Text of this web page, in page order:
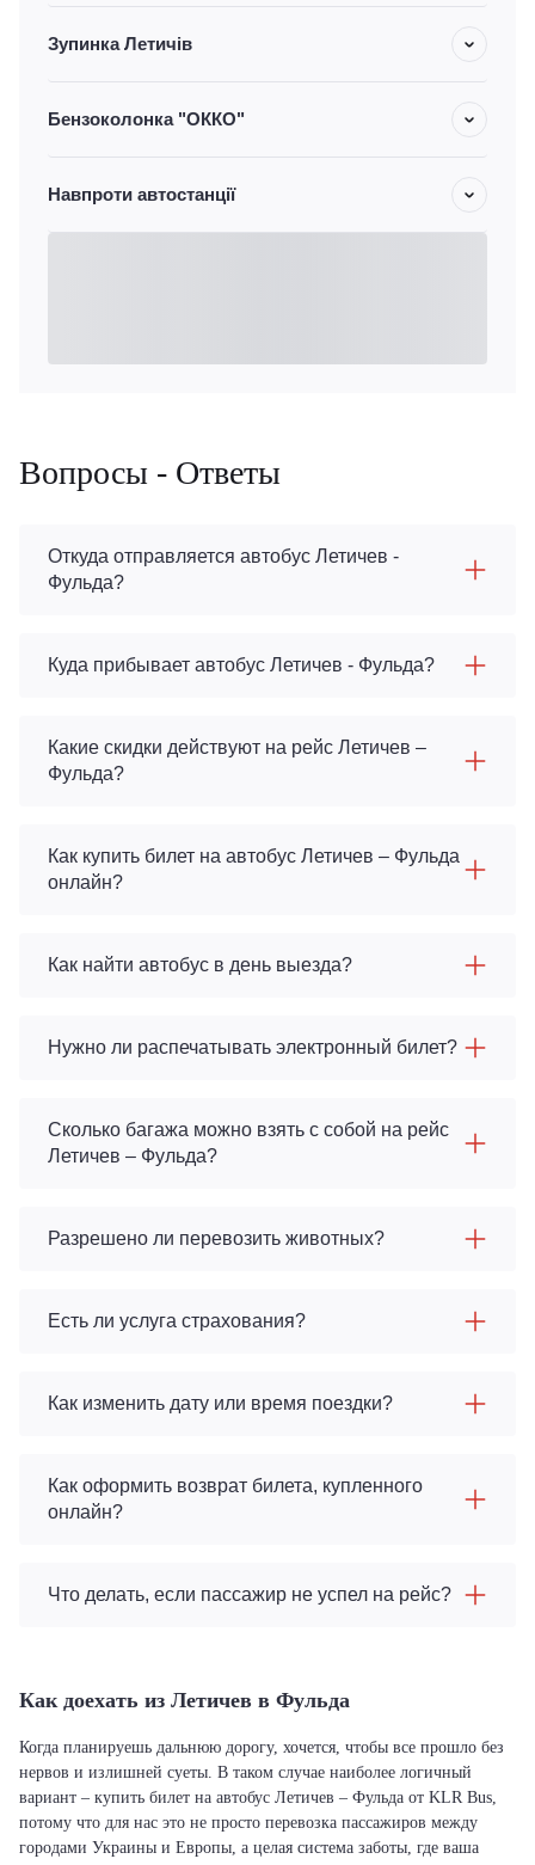
Зупинка Летичів
Бензоколонка "ОККО"
Навпроти автостанції
Вопросы - Ответы
Откуда отправляется автобус Летичeв -
Фульда?
Куда прибывает автобус Летичeв - Фульда?
Какие скидки действуют на рейс Летичeв –
Фульда?
Как купить билет на автобус Летичeв – Фульда
онлайн?
Как найти автобус в день выезда?
Нужно ли распечатывать электронный билет?
Сколько багажа можно взять с собой на рейс
Летичeв – Фульда?
Разрешено ли перевозить животных?
Есть ли услуга страхования?
Как изменить дату или время поездки?
Как оформить возврат билета, купленного
онлайн?
Что делать, если пассажир не успел на рейс?
Как доехать из Летичeв в Фульда
Когда планируешь дальнюю дорогу, хочется, чтобы все прошло без
нервов и излишней суеты. В таком случае наиболее логичный
вариант – купить билет на автобус Летичeв – Фульда от KLR Bus,
потому что для нас это не просто перевозка пассажиров между
городами Украины и Европы, а целая система заботы, где ваша